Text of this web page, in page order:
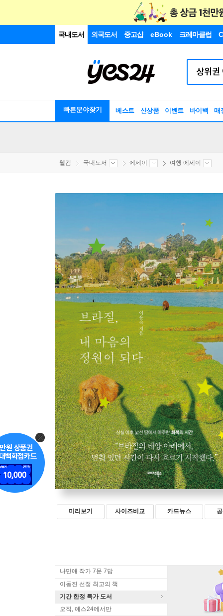
국내도서 외국도서 중고샵 eBook 크레마클럽
빠른분야찾기 베스트 신상품 이벤트 바이백 매
웰컴 국내도서 에세이 여행 에세이
미리보기 사이즈비교 카드뉴스
나민애 작가 7문 7답
이동진 선정 최고의 책
기간 한정 특가 도서
오직, 예스24에서만